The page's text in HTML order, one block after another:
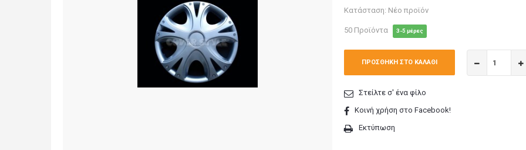
Κατάσταση: Νέο προϊόν
50 Προϊόντα 3-5 μέρες
ΠΡΟΣΘΉΚΗ ΣΤΟ ΚΑΛΆΘΙ
Στείλτε σ' ένα φίλο
Κοινή χρήση στο Facebook!
Εκτύπωση